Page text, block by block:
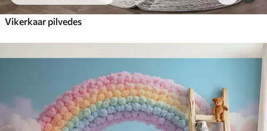
Vikerkaar pilvedes